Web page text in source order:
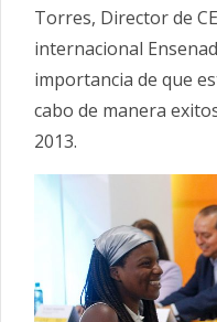
Torres, Director de
internacional
importancia de que
cabo de manera
2013.